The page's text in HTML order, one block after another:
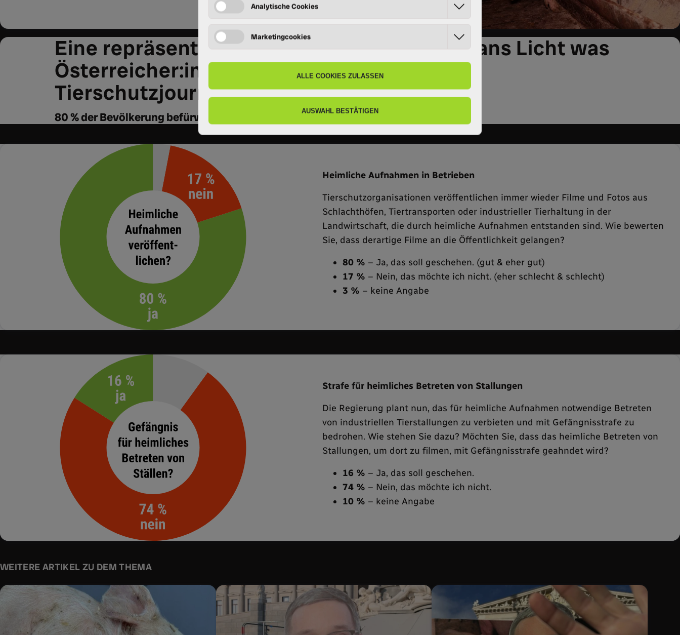
Eine repräsentative Gallup-Umfrage bringt ans Licht was
Österreicher:innen von investigativem
Tierschutzjournalismus halten:
80 % der Bevölkerung befürworten heimliche Aufnahmen in Tierfabriken
Heimliche Aufnahmen in Betrieben
Tierschutzorganisationen veröffentlichen immer wieder Filme und Fotos aus
Schlachthöfen, Tiertransporten oder industrieller Tierhaltung in der
Landwirtschaft, die durch heimliche Aufnahmen entstanden sind. Wie bewerten
Sie, dass derartige Filme an die Öffentlichkeit gelangen?
80 % – Ja, das soll geschehen. (gut & eher gut)
17 % – Nein, das möchte ich nicht. (eher schlecht & schlecht)
3 % – keine Angabe
Strafe für heimliches Betreten von Stallungen
Die Regierung plant nun, das für heimliche Aufnahmen notwendige Betreten
von industriellen Tierstallungen zu verbieten und mit Gefängnisstrafe zu
bedrohen. Wie stehen Sie dazu? Möchten Sie, dass das heimliche Betreten von
Stallungen, um dort zu filmen, mit Gefängnisstrafe geahndet wird?
16 % – Ja, das soll geschehen.
74 % – Nein, das möchte ich nicht.
10 % – keine Angabe
WEITERE ARTIKEL ZU DEM THEMA